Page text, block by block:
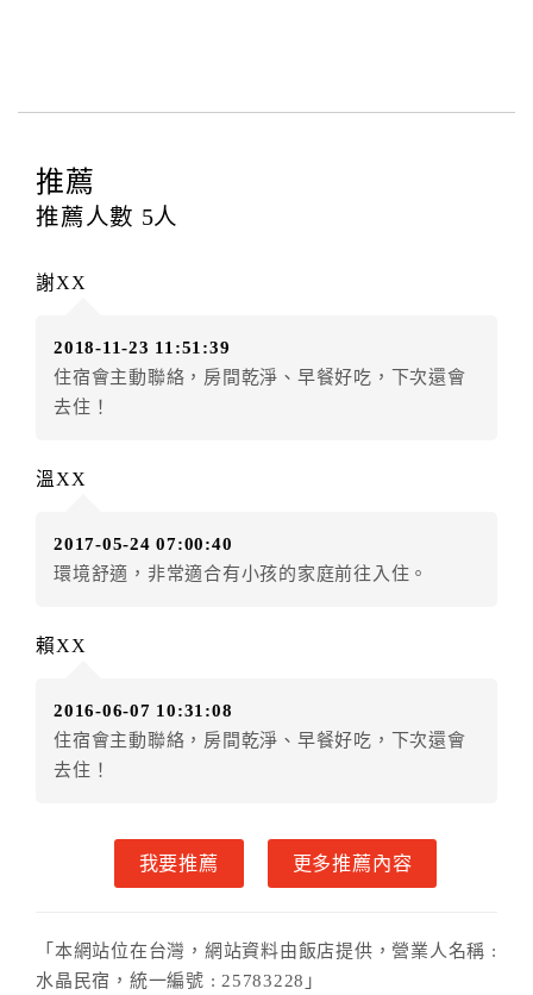
四、訂單異動
提出申辦不得異動訂單。
每筆訂單異動限定
辦理取消退款。
房者應補足差額。（限原訂飯店）
房者不得要求退其差額。（限原訂飯店）
五、保留住宿權益(保留住房)
（提出申辦日為保留起算日）
店客滿，敬請及早計畫，如逾時未提出申辦，視同無條
件放棄訂單（住宿權益）。 （限原訂飯店使用）
得辦理取消退款。
．訂單異動後，訂單費用總計小於原訂單費用總計時，
訂房者不得要求退其差額。限原訂飯店
◎住房日14天前辦理者，訂單費用扣除總計0%為手續費
◎住房日7天前辦理者，訂單費用扣除總計25%為手續費
◎住房日1天前辦理者，訂單費用扣除總計60%為手續費
◎住房日當日辦理者，訂單費用扣除總計100%為手續費
推薦
推薦人數 5人
謝XX
2018-11-23 11:51:39
住宿會主動聯絡，房間乾淨、早餐好吃，下次還會
去住！
溫XX
2017-05-24 07:00:40
環境舒適，非常適合有小孩的家庭前往入住。
賴XX
2016-06-07 10:31:08
住宿會主動聯絡，房間乾淨、早餐好吃，下次還會
去住！
我要推薦 更多推薦內容
「本網站位在台灣，網站資料由飯店提供，營業人名稱 :
水晶民宿，統一編號 : 25783228」